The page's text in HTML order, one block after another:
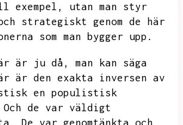
exempel, utan man styr
strategiskt genom de här
som man bygger upp.
är ju då, man kan säga
är den exakta inversen av
en populistisk
Och de var väldigt
De var genomtänkta och